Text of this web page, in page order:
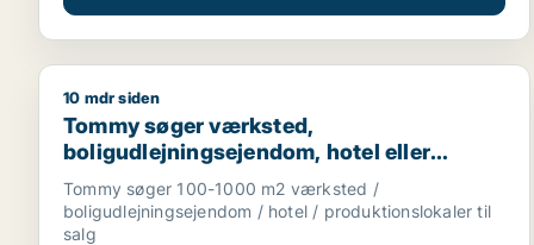
Tommy søger værksted, boligudlejningsejendom,
10 mdr siden
Tommy søger værksted,
boligudlejningsejendom, hotel eller
produktionslokaler til salg i
Trekantsområdet
Tommy søger 100-1000 m2 værksted /
boligudlejningsejendom / hotel / produktionslokaler til
salg